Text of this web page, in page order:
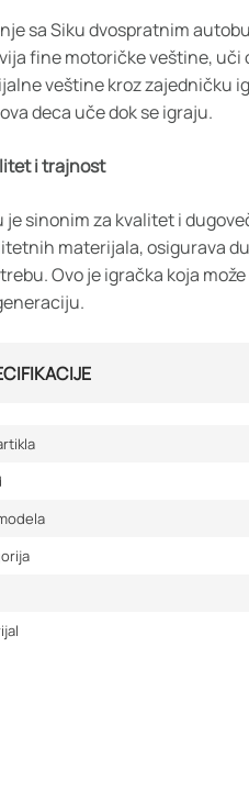
sa Siku dvospratnim
fine motoričke veštine,
veštine kroz zajedničku
deca uče dok se igraju.
i trajnost
je sinonim za kvalitet i
materijala, osigurava
Ovo je igračka koja